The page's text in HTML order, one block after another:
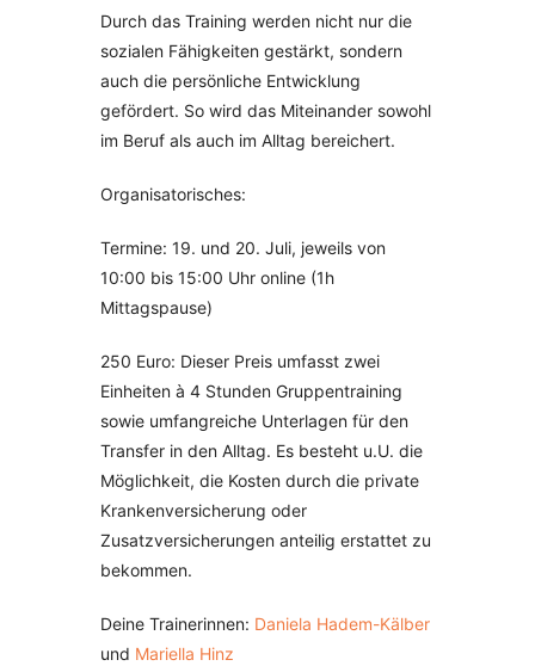
Durch das Training werden nicht nur die
sozialen Fähigkeiten gestärkt, sondern
auch die persönliche Entwicklung
gefördert. So wird das Miteinander sowohl
im Beruf als auch im Alltag bereichert.
Organisatorisches:
Termine: 19. und 20. Juli, jeweils von
10:00 bis 15:00 Uhr online (1h
Mittagspause)
250 Euro: Dieser Preis umfasst zwei
Einheiten à 4 Stunden Gruppentraining
sowie umfangreiche Unterlagen für den
Transfer in den Alltag. Es besteht u.U. die
Möglichkeit, die Kosten durch die private
Krankenversicherung oder
Zusatzversicherungen anteilig erstattet zu
bekommen.
Deine Trainerinnen: Daniela Hadem-Kälber
und Mariella Hinz